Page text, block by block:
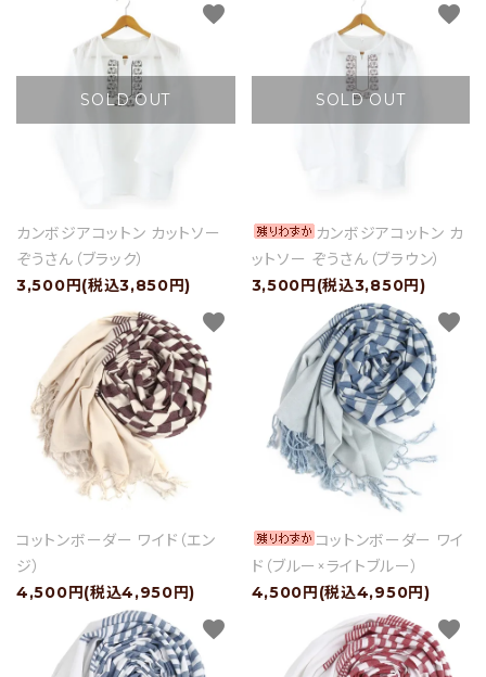
SOLD OUT
カンボジアコットン カットソー
ぞうさん（ブラック）
3,500円(税込3,850円)
favorite
SOLD OUT
カンボジアコットン カ
ットソー ぞうさん（ブラウン）
3,500円(税込3,850円)
favorite
コットンボーダー ワイド（エン
ジ）
4,500円(税込4,950円)
favorite
コットンボーダー ワイ
ド（ブルー×ライトブルー）
4,500円(税込4,950円)
favorite
favorite favorite